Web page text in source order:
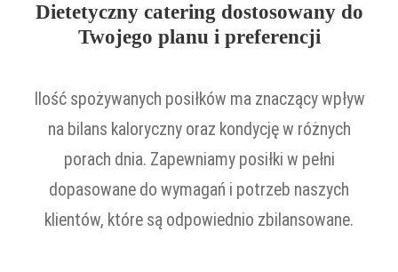
Dietetyczny catering dostosowany do
Twojego planu i preferencji
Ilość spożywanych posiłków ma znaczący wpływ
na bilans kaloryczny oraz kondycję w różnych
porach dnia. Zapewniamy posiłki w pełni
dopasowane do wymagań i potrzeb naszych
klientów, które są odpowiednio zbilansowane.